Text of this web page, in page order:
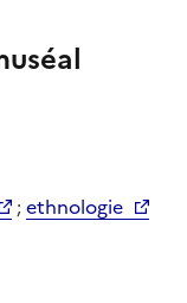
;ethnologie